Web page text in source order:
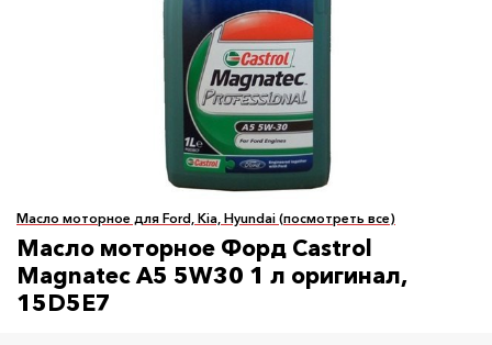
Масло моторное для Ford, Kia, Hyundai (посмотреть все)
Масло моторное Форд Castrol
Magnatec A5 5W30 1 л оригинал,
15D5E7